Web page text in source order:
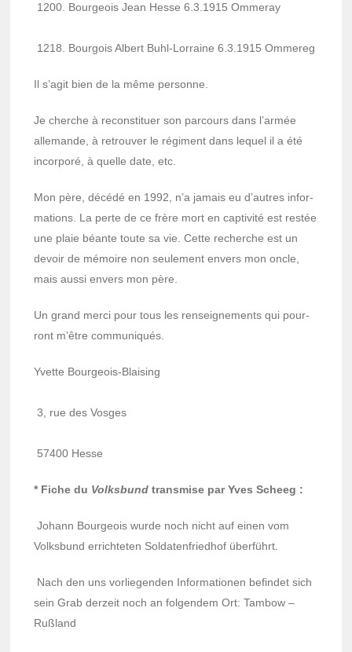
1200. Bour­geois Jean Hesse 6.3.1915 Omme­ray
1218. Bour­gois Albert Buhl-Lorraine 6.3.1915 Omme­reg
Il s’agit bien de la même personne.
Je cherche à recons­ti­tuer son parcours dans l’ar­mée
alle­mande, à retrou­ver le régi­ment dans lequel il a été
incor­poré, à quelle date, etc.
Mon père, décédé en 1992, n’a jamais eu d’autres infor­
ma­tions. La perte de ce frère mort en capti­vité est restée
une plaie béante toute sa vie. Cette recherche est un
devoir de mémoire non seule­ment envers mon oncle,
mais aussi envers mon père.
Un grand merci pour tous les rensei­gne­ments qui pour­
ront m’être commu­niqués.
Yvette Bour­geois-Blai­sing
3, rue des Vosges
57400 Hesse
* Fiche du Volks­bund trans­mise par Yves Scheeg :
Johann Bour­geois wurde noch nicht auf einen vom
Volks­bund errich­te­ten Solda­ten­fried­hof überführt.
Nach den uns vorlie­gen­den Infor­ma­tio­nen befin­det sich
sein Grab derzeit noch an folgen­dem Ort: Tambow –
Rußland